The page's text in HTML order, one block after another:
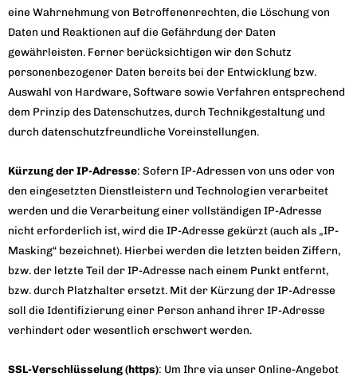
eine Wahrnehmung von Betroffenenrechten, die Löschung von
Daten und Reaktionen auf die Gefährdung der Daten
gewährleisten. Ferner berücksichtigen wir den Schutz
personenbezogener Daten bereits bei der Entwicklung bzw.
Auswahl von Hardware, Software sowie Verfahren entsprechend
dem Prinzip des Datenschutzes, durch Technikgestaltung und
durch datenschutzfreundliche Voreinstellungen.
Kürzung der IP-Adresse: Sofern IP-Adressen von uns oder von
den eingesetzten Dienstleistern und Technologien verarbeitet
werden und die Verarbeitung einer vollständigen IP-Adresse
nicht erforderlich ist, wird die IP-Adresse gekürzt (auch als „IP-
Masking“ bezeichnet). Hierbei werden die letzten beiden Ziffern,
bzw. der letzte Teil der IP-Adresse nach einem Punkt entfernt,
bzw. durch Platzhalter ersetzt. Mit der Kürzung der IP-Adresse
soll die Identifizierung einer Person anhand ihrer IP-Adresse
verhindert oder wesentlich erschwert werden.
SSL-Verschlüsselung (https): Um Ihre via unser Online-Angebot